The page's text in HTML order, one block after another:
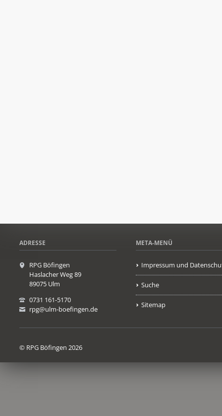
ADRESSE
RPG Böfingen
Haslacher Weg 89
89075 Ulm
0731 161-5170
rpg@ulm-boefingen.de
META-MENÜ
Impressum und
Suche
Sitemap
© RPG Böfingen 2026